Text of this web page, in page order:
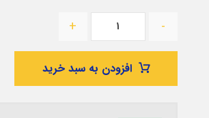
-
+
افزودن به سبد خرید